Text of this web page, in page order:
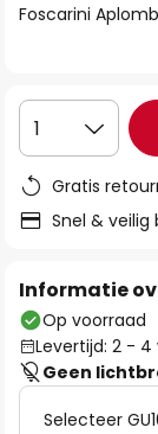
de
Foscarini
1
Gratis
Snel & veilig
Informatie
Op voorraad
Levertijd: 2 - 4
Geen
Selecteer